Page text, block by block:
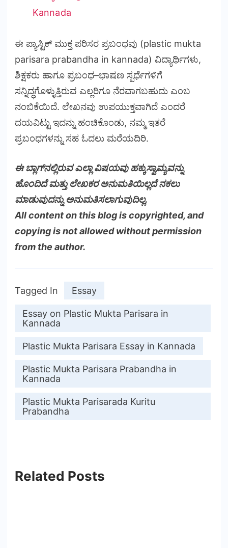
Kannada
ಈ ಪ್ಯಾಸ್ಟಿಕ್ ಮುಕ್ತ ಪರಿಸರ ಪ್ರಬಂಧವು (plastic mukta
parisara prabandha in kannada) ವಿದ್ಯಾರ್ಥಿಗಳು,
ಶಿಕ್ಷಕರು ಹಾಗೂ ಪ್ರಬಂಧ–ಭಾಷಣ ಸ್ಪರ್ಧೆಗಳಿಗೆ
ಸನ್ನಿದ್ಧಗೊಳ್ಳುತ್ತಿರುವ ಎಲ್ಲರಿಗೂ ನೆರವಾಗಬಹುದು ಎಂಬ
ನಂಬಿಕೆಯಿದೆ. ಲೇಖನವು ಉಪಯುಕ್ತವಾಗಿದೆ ಎಂದರೆ
ದಯವಿಟ್ಟು ಇದನ್ನು ಹಂಚಿಕೊಂಡು, ನಮ್ಮ ಇತರೆ
ಪ್ರಬಂಧಗಳನ್ನು ಸಹ ಓದಲು ಮರೆಯದಿರಿ.
ಈ ಬ್ಲಾಗ್‌ನಲ್ಲಿರುವ ಎಲ್ಲಾ ವಿಷಯವು ಹಕ್ಕುಸ್ವಾಮ್ಯವನ್ನು
ಹೊಂದಿದೆ ಮತ್ತು ಲೇಖಕರ ಅನುಮತಿಯಿಲ್ಲದೆ ನಕಲು
ಮಾಡುವುದನ್ನು ಅನುಮತಿಸಲಾಗುವುದಿಲ್ಲ.
All content on this blog is copyrighted, and
copying is not allowed without permission
from the author.
Tagged In Essay
Essay on Plastic Mukta Parisara in
Kannada
Plastic Mukta Parisara Essay in Kannada
Plastic Mukta Parisara Prabandha in
Kannada
Plastic Mukta Parisarada Kuritu
Prabandha
Related Posts